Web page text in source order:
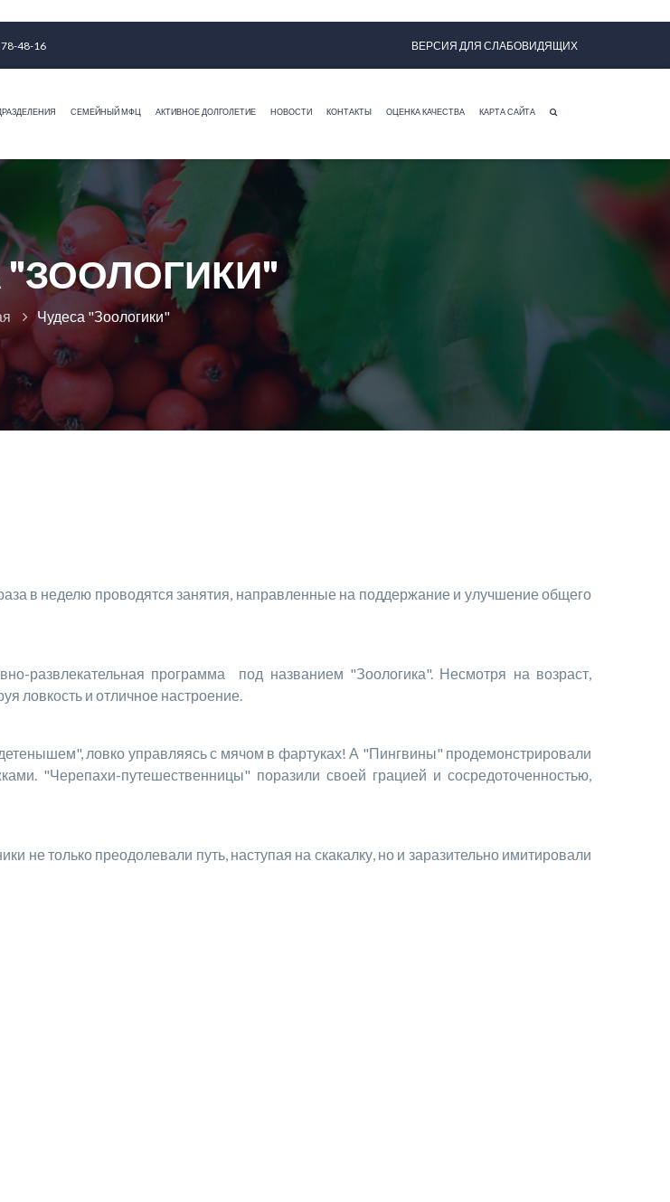
48-16 ВЕРСИЯ ДЛЯ СЛАБОВИДЯЩИХ
СЕМЕЙНЫЙ МФЦ АКТИВНОЕ ДОЛГОЛЕТИЕ НОВОСТИ КОНТАКТЫ ОЦЕНКА КАЧЕСТВА КАРТА САЙТА
"ЗООЛОГИКИ"
Чудеса "Зоологики"
в неделю проводятся занятия, направленные на поддержание и улучшение общего
развлекательная программа под названием "Зоологика". Несмотря на возраст,
ловкость и отличное настроение.
ловко управляясь с мячом в фартуках! А "Пингвины" продемонстрировали
"Черепахи-путешественницы" поразили своей грацией и сосредоточенностью,
не только преодолевали путь, наступая на скакалку, но и заразительно имитировали